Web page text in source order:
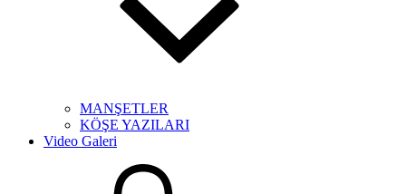
MANŞETLER
KÖŞE YAZILARI
Video Galeri